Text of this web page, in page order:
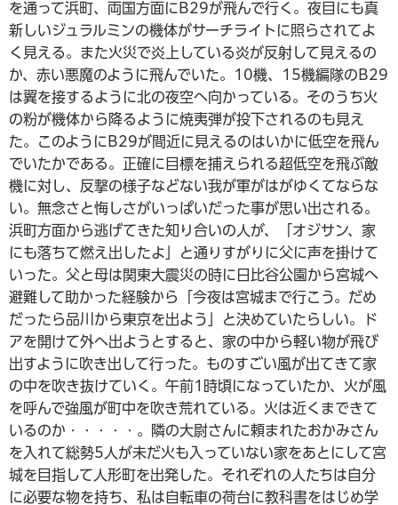
を通って浜町、両国方面にB29が飛んで行く。夜目にも真
新しいジュラルミンの機体がサーチライトに照らされてよ
く見える。また火災で炎上している炎が反射して見えるの
か、赤い悪魔のように飛んでいた。10機、15機編隊のB29
は翼を接するように北の夜空へ向かっている。そのうち火
の粉が機体から降るように焼夷弾が投下されるのも見え
た。このようにB29が間近に見えるのはいかに低空を飛ん
でいたかである。正確に目標を捕えられる超低空を飛ぶ敵
機に対し、反撃の様子などない我が軍がはがゆくてならな
い。無念さと悔しさがいっぱいだった事が思い出される。
浜町方面から逃げてきた知り合いの人が、「オジサン、家
にも落ちて燃え出したよ」と通りすがりに父に声を掛けて
いった。父と母は関東大震災の時に日比谷公園から宮城へ
避難して助かった経験から「今夜は宮城まで行こう。だめ
だったら品川から東京を出よう」と決めていたらしい。ド
アを開けて外へ出ようとすると、家の中から軽い物が飛び
出すように吹き出して行った。ものすごい風が出てきて家
の中を吹き抜けていく。午前1時頃になっていたか、火が風
を呼んで強風が町中を吹き荒れている。火は近くまできて
いるのか・・・・・。隣の大尉さんに頼まれたおかみさん
を入れて総勢5人が未だ火も入っていない家をあとにして宮
城を目指して人形町を出発した。それぞれの人たちは自分
に必要な物を持ち、私は自転車の荷台に教科書をはじめ学